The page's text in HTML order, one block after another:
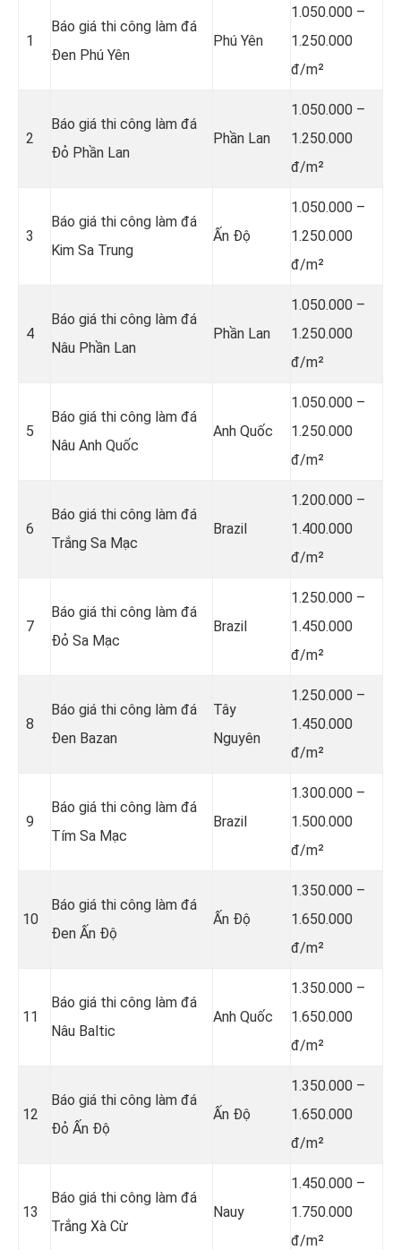
1
Báo giá thi công làm đá
Đen Phú Yên
Phú Yên
1.050.000 –
1.250.000
đ/m²
2
Báo giá thi công làm đá
Đỏ Phần Lan
Phần Lan
1.050.000 –
1.250.000
đ/m²
3
Báo giá thi công làm đá
Kim Sa Trung
Ấn Độ
1.050.000 –
1.250.000
đ/m²
4
Báo giá thi công làm đá
Nâu Phần Lan
Phần Lan
1.050.000 –
1.250.000
đ/m²
5
Báo giá thi công làm đá
Nâu Anh Quốc
Anh Quốc
1.050.000 –
1.250.000
đ/m²
6
Báo giá thi công làm đá
Trắng Sa Mạc
Brazil
1.200.000 –
1.400.000
đ/m²
7
Báo giá thi công làm đá
Đỏ Sa Mạc
Brazil
1.250.000 –
1.450.000
đ/m²
8
Báo giá thi công làm đá
Đen Bazan
Tây
Nguyên
1.250.000 –
1.450.000
đ/m²
9
Báo giá thi công làm đá
Tím Sa Mạc
Brazil
1.300.000 –
1.500.000
đ/m²
10
Báo giá thi công làm đá
Đen Ấn Độ
Ấn Độ
1.350.000 –
1.650.000
đ/m²
11
Báo giá thi công làm đá
Nâu Baltic
Anh Quốc
1.350.000 –
1.650.000
đ/m²
12
Báo giá thi công làm đá
Đỏ Ấn Độ
Ấn Độ
1.350.000 –
1.650.000
đ/m²
13
Báo giá thi công làm đá
Trắng Xà Cừ
Nauy
1.450.000 –
1.750.000
đ/m²